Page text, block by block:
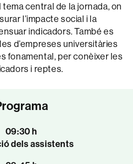
central de la jornada, on
l’impacte social i la
indicadors. També es
d’empreses universitàries
fonamental, per conèixer les
i reptes.
09:30 h
dels assistents